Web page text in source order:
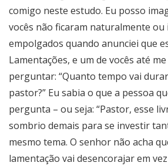
comigo neste estudo. Eu posso
vocês não ficaram naturalmente ou
empolgados quando anunciei que
Lamentações, e um de vocês até
perguntar: “Quanto tempo vai
pastor?” Eu sabia o que a pessoa
pergunta – ou seja: “Pastor, esse
sombrio demais para se investir
mesmo tema. O senhor não acha
lamentação vai desencorajar em